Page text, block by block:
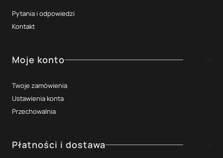
Pytania i odpowiedzi
Kontakt
Moje konto
Twoje zamówienia
Ustawienia konta
Przechowalnia
Płatności i dostawa